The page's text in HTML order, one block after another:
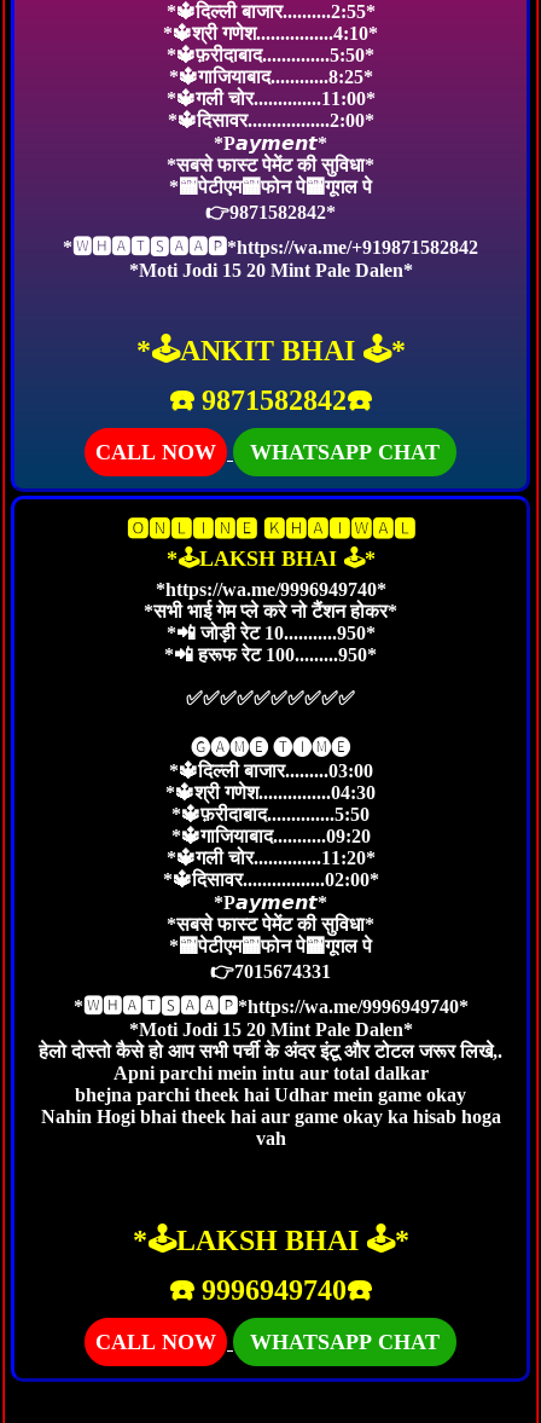
*🔱दिल्ली बाजार..........2:55*
*🔱श्री गणेश................4:10*
*🔱फ़रीदाबाद..............5:50*
*🔱गाजियाबाद............8:25*
*🔱गली चोर..............11:00*
*🔱दिसावर.................2:00*
*P𝙖𝙮𝙢𝙚𝙣𝙩*
*सबसे फास्ट पेमेंट की सुविधा*
*🏧पेटीएम🏧फोन पे🏧गूगल पे
👉9871582842*
*🆆🅷🅰🆃🆂🅰🅰🅿*https://wa.me/+919871582842
*Moti Jodi 15 20 Mint Pale Dalen*
*🕹ANKIT BHAI 🕹️*
☎️ 9871582842☎️
CALL NOW WHATSAPP CHAT
🅾🅽🅻🅸🅽🅴 🅺🅷🅰🅸🆆🅰🅻
*🕹LAKSH BHAI 🕹️*
*https://wa.me/9996949740*
*सभी भाई गेम प्ले करे नो टैंशन होकर*
*📲 जोड़ी रेट 10...........950*
*📲 हरूफ रेट 100.........950*
✅✅✅✅✅✅✅✅✅✅
🅖🅐🅜🅔 🅣🅘🅜🅔
*🔱दिल्ली बाजार.........03:00
*🔱श्री गणेश...............04:30
*🔱फ़रीदाबाद..............5:50
*🔱गाजियाबाद...........09:20
*🔱गली चोर..............11:20*
*🔱दिसावर.................02:00*
*P𝙖𝙮𝙢𝙚𝙣𝙩*
*सबसे फास्ट पेमेंट की सुविधा*
*🏧पेटीएम🏧फोन पे🏧गूगल पे
👉7015674331
*🆆🅷🅰🆃🆂🅰🅰🅿*https://wa.me/9996949740*
*Moti Jodi 15 20 Mint Pale Dalen*
हेलो दोस्तो कैसे हो आप सभी पर्ची के अंदर इंटू और टोटल जरूर लिखे,.
Apni parchi mein intu aur total dalkar
bhejna parchi theek hai Udhar mein game okay
Nahin Hogi bhai theek hai aur game okay ka hisab hoga
vah
*🕹LAKSH BHAI 🕹️*
☎️ 9996949740☎️
CALL NOW WHATSAPP CHAT